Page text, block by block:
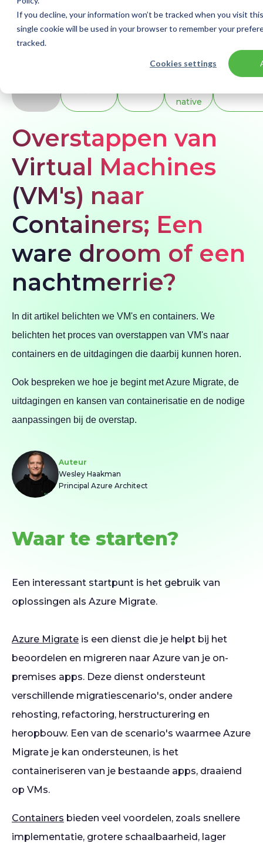
If you decline, your information won’t be tracked when you visit
single cookie will be used in your browser to remember your
tracked.
Cookies settings
native
Overstappen van
Virtual Machines
(VM's) naar
Containers; Een
ware droom of een
nachtmerrie?
In dit artikel belichten we VM's en containers. We
belichten het proces van overstappen van VM's naar
containers en de uitdagingen die daarbij kunnen horen.
Ook bespreken we hoe je begint met Azure Migrate, de
uitdagingen en kansen van containerisatie en de nodige
aanpassingen bij de overstap.
Auteur
Wesley Haakman
Principal Azure Architect
Waar te starten?
Een interessant startpunt is het gebruik van
oplossingen als Azure Migrate.
Azure Migrate is een dienst die je helpt bij het
beoordelen en migreren naar Azure van je on-
premises apps. Deze dienst ondersteunt
verschillende migratiescenario's, onder andere
rehosting, refactoring, herstructurering en
heropbouw. Een van de scenario's waarmee Azure
Migrate je kan ondersteunen, is het
containeriseren van je bestaande apps, draaiend
op VMs.
Containers bieden veel voordelen, zoals snellere
implementatie, grotere schaalbaarheid, lager